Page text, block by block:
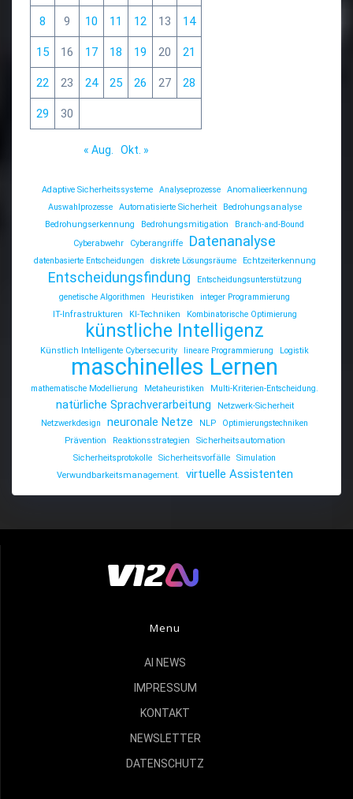
8 9 10 11 12 13 14
15 16 17 18 19 20 21
22 23 24 25 26 27 28
29 30
« Aug. Okt. »
Adaptive Sicherheitssysteme Analyseprozesse
Anomalieerkennung
Auswahlprozesse
Automatisierte Sicherheit
Bedrohungsanalyse
Bedrohungserkennung
Bedrohungsmitigation
Branch-and-Bound
Cyberabwehr
Cyberangriffe Datenanalyse
datenbasierte Entscheidungen diskrete Lösungsräume Echtzeiterkennung
Entscheidungsfindung
Entscheidungsunterstützung
genetische Algorithmen
Heuristiken
integer Programmierung
IT-Infrastrukturen
KI-Techniken Kombinatorische Optimierung
künstliche Intelligenz
Künstlich Intelligente Cybersecurity lineare Programmierung Logistik
maschinelles Lernen
mathematische Modellierung Metaheuristiken Multi-Kriterien-Entscheidung.
natürliche Sprachverarbeitung
Netzwerk-Sicherheit
Netzwerkdesign
neuronale Netze NLP
Optimierungstechniken
Prävention
Reaktionsstrategien
Sicherheitsautomation
Sicherheitsprotokolle
Sicherheitsvorfälle
Simulation
Verwundbarkeitsmanagement.
virtuelle Assistenten
Menu
AI NEWS
IMPRESSUM
KONTAKT
NEWSLETTER
DATENSCHUTZ